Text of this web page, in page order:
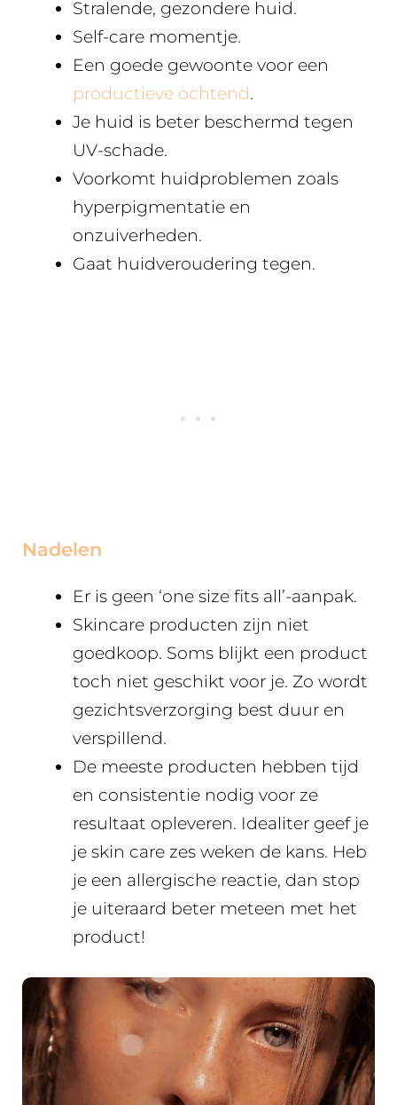
Stralende, gezondere huid.
Self-care momentje.
Een goede gewoonte voor een
productieve ochtend.
Je huid is beter beschermd tegen
UV-schade.
Voorkomt huidproblemen zoals
hyperpigmentatie en
onzuiverheden.
Gaat huidveroudering tegen.
Nadelen
Er is geen ‘one size fits all’-aanpak.
Skincare producten zijn niet
goedkoop. Soms blijkt een product
toch niet geschikt voor je. Zo wordt
gezichtsverzorging best duur en
verspillend.
De meeste producten hebben tijd
en consistentie nodig voor ze
resultaat opleveren. Idealiter geef je
je skin care zes weken de kans. Heb
je een allergische reactie, dan stop
je uiteraard beter meteen met het
product!